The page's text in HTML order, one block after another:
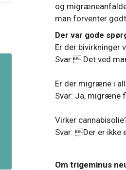
og
man forventer
Der var gode
Er der bivirkninger
Svar: Det ved
Er der migræne i
Svar: Ja, migræne
Virker
Svar: Der er ikke
Om trigeminus